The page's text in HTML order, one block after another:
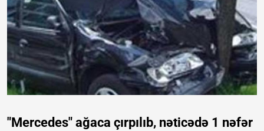
"Mercedes" ağaca çırpılıb, nəticədə 1 nəfər